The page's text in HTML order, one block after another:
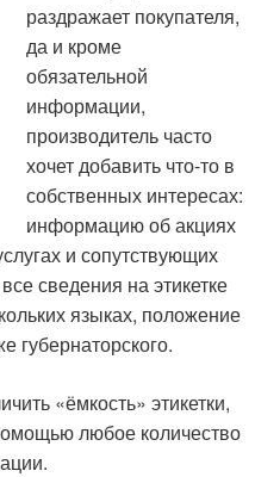
раздражает покупателя,
да и кроме
обязательной
информации,
производитель часто
хочет добавить что-то в
собственных интересах:
информацию об акциях
и сопутствующих
сведения на этикетке
языках, положение
губернаторского.
«ёмкость» этикетки,
любое количество